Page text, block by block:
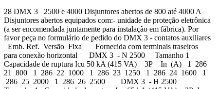
28 DMX 3 2500 e 4000 Disjuntores abertos de 800 até 4000 A
Disjuntores abertos equipados com:- unidade de proteção eletrônica
(a ser encomendada juntamente para instalação em fábrica). Por
favor peça no formulário de pedido do DMX 3 - contatos auxiliares
Emb. Ref. Versão Fixa Fornecida com terminais traseiros
para conexão horizontal DMX 3 - N 2500 Tamanho 1
Capacidade de ruptura Icu 50 kA (415 VA) 3P In (A) 1 286
21 800 1 286 22 1000 1 286 23 1250 1 286 24 1600 1
286 25 2000 1 286 26 2500 DMX 3 - H 2500